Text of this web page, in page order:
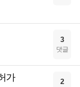
3
댓글
가 2